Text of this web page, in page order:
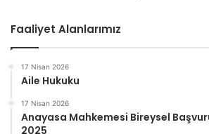
Faaliyet Alanlarımız
17 Nisan 2026
Aile Hukuku
17 Nisan 2026
Anayasa Mahkemesi Bireysel
2025